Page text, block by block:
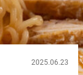
2025.06.23